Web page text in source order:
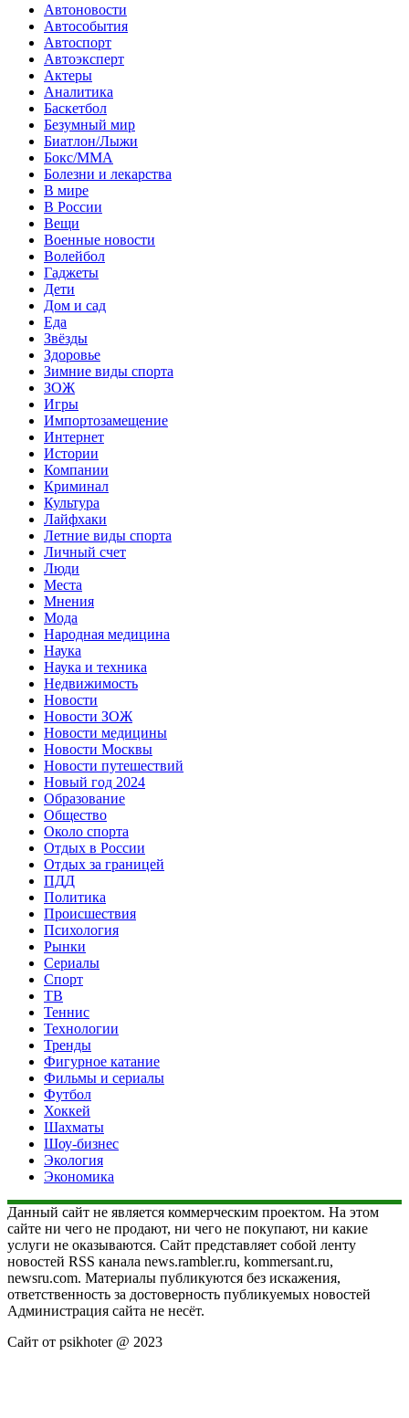
Автоновости
Автособытия
Автоспорт
Автоэксперт
Актеры
Аналитика
Баскетбол
Безумный мир
Биатлон/Лыжи
Бокс/MMA
Болезни и лекарства
В мире
В России
Вещи
Военные новости
Волейбол
Гаджеты
Дети
Дом и сад
Еда
Звёзды
Здоровье
Зимние виды спорта
ЗОЖ
Игры
Импортозамещение
Интернет
Истории
Компании
Криминал
Культура
Лайфхаки
Летние виды спорта
Личный счет
Люди
Места
Мнения
Мода
Народная медицина
Наука
Наука и техника
Недвижимость
Новости
Новости ЗОЖ
Новости медицины
Новости Москвы
Новости путешествий
Новый год 2024
Образование
Общество
Около спорта
Отдых в России
Отдых за границей
ПДД
Политика
Происшествия
Психология
Рынки
Сериалы
Спорт
ТВ
Теннис
Технологии
Тренды
Фигурное катание
Фильмы и сериалы
Футбол
Хоккей
Шахматы
Шоу-бизнес
Экология
Экономика
Данный сайт не является коммерческим проектом. На этом
сайте ни чего не продают, ни чего не покупают, ни какие
услуги не оказываются. Сайт представляет собой ленту
новостей RSS канала news.rambler.ru, kommersant.ru,
newsru.com. Материалы публикуются без искажения,
ответственность за достоверность публикуемых новостей
Администрация сайта не несёт.
Сайт от psikhoter @ 2023